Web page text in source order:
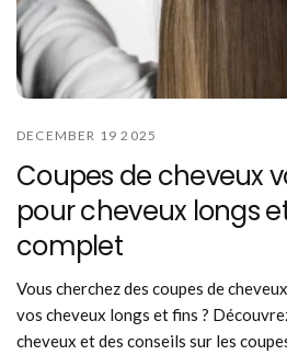
DECEMBER 19 2025
Coupes de cheveux
pour cheveux longs
complet
Vous cherchez des coupes de
vos cheveux longs et fins ?
cheveux et des conseils sur les